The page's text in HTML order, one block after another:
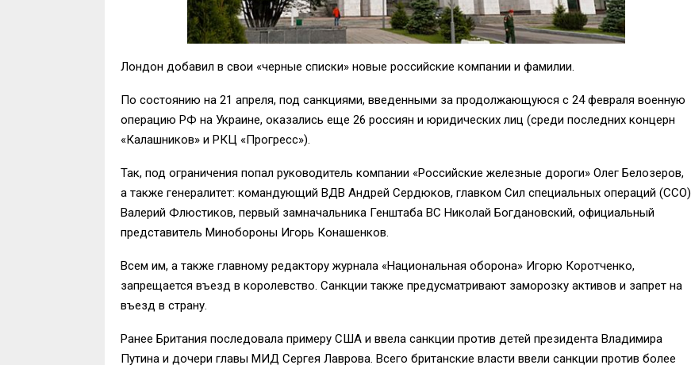
Лондон добавил в свои «черные списки» новые российские компании и фамилии.
По состоянию на 21 апреля, под санкциями, введенными за продолжающуюся с 24 февраля военную
операцию РФ на Украине, оказались еще 26 россиян и юридических лиц (среди последних концерн
«Калашников» и РКЦ «Прогресс»).
Так, под ограничения попал руководитель компании «Российские железные дороги» Олег Белозеров,
а также генералитет: командующий ВДВ Андрей Сердюков, главком Сил специальных операций (ССО)
Валерий Флюстиков, первый замначальника Генштаба ВС Николай Богдановский, официальный
представитель Минобороны Игорь Конашенков.
Всем им, а также главному редактору журнала «Национальная оборона» Игорю Коротченко,
запрещается въезд в королевство. Санкции также предусматривают заморозку активов и запрет на
въезд в страну.
Ранее Британия последовала примеру США и ввела санкции против детей президента Владимира
Путина и дочери главы МИД Сергея Лаврова. Всего британские власти ввели санкции против более